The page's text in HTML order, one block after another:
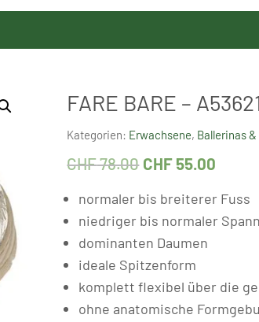
FARE BARE –
Kategorien: Erwachsene, Ballerinas
CHF78.00 CHF 55.00
normaler bis breiterer Fuss
niedriger bis normaler Spann
dominanten Daumen
ideale Spitzenform
komplett flexibel über die
ohne anatomische